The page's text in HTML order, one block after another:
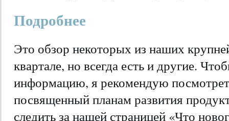
Подробнее
Это обзор некоторых из наших
квартале, но всегда есть и другие.
информацию, я рекомендую
посвященный планам развития
следить за нашей страницей «Что